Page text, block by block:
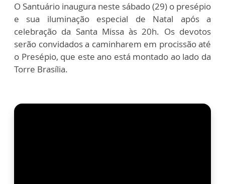
O Santuário inaugura neste sábado (29) o presépio
e sua iluminação especial de Natal após a
celebração da Santa Missa às 20h. Os devotos
serão convidados a caminharem em procissão até
o Presépio, que este ano está montado ao lado da
Torre Brasília.